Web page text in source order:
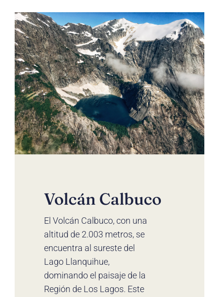
Volcán Calbuco
El Volcán Calbuco, con una
altitud de 2.003 metros, se
encuentra al sureste del
Lago Llanquihue,
dominando el paisaje de la
Región de Los Lagos. Este